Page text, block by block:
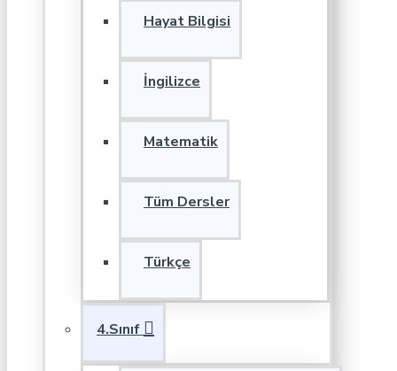
Hayat Bilgisi
İngilizce
Matematik
Tüm Dersler
Türkçe
4.Sınıf